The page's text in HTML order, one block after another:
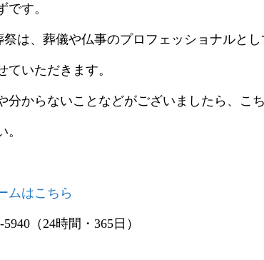
です。
は、葬儀や仏事のプロフェッショナルと
ていただきます。
分からないことなどがございましたら、こ
ムはこちら
5940 （24時間・365日）